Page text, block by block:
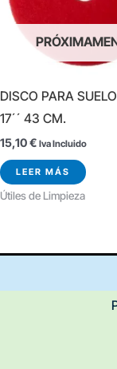
DISCO PARA
17´´ 43 CM.
15,10€ Iva Incluido
LEER MÁS
Útiles de Limpieza